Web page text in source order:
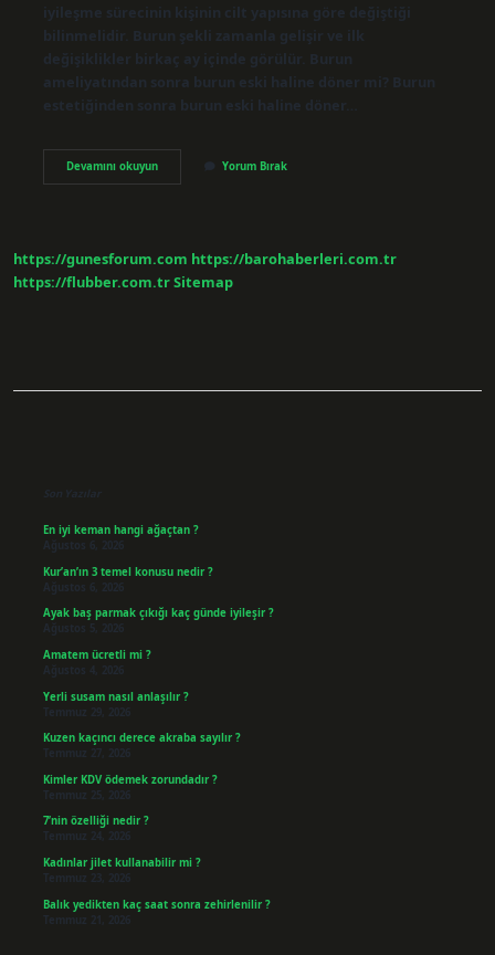
iyileşme sürecinin kişinin cilt yapısına göre değiştiği
bilinmelidir. Burun şekli zamanla gelişir ve ilk
değişiklikler birkaç ay içinde görülür. Burun
ameliyatından sonra burun eski haline döner mi? Burun
estetiğinden sonra burun eski haline döner…
Devamını okuyunBurun
Ameliyatından
Mu
Yorum Bırak
https://gunesforum.com https://barohaberleri.com.tr
https://flubber.com.trSitemap
Son Yazılar
En iyi keman hangi ağaçtan ?
Ağustos 6, 2026
Kur’an’ın 3 temel konusu nedir ?
Ağustos 6, 2026
Ayak baş parmak çıkığı kaç günde iyileşir ?
Ağustos 5, 2026
Amatem ücretli mi ?
Ağustos 4, 2026
Yerli susam nasıl anlaşılır ?
Temmuz 29, 2026
Kuzen kaçıncı derece akraba sayılır ?
Temmuz 27, 2026
Kimler KDV ödemek zorundadır ?
Temmuz 25, 2026
7’nin özelliği nedir ?
Temmuz 24, 2026
Kadınlar jilet kullanabilir mi ?
Temmuz 23, 2026
Balık yedikten kaç saat sonra zehirlenilir ?
Temmuz 21, 2026